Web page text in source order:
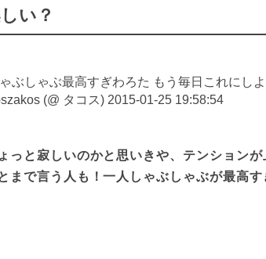
い？
ぶしゃぶ最高すぎわろた もう毎日これにし
(@ タコス) 2015-01-25 19:58:54
っと寂しいのかと思いきや、テンション
まで言う人も！一人しゃぶしゃぶが最高